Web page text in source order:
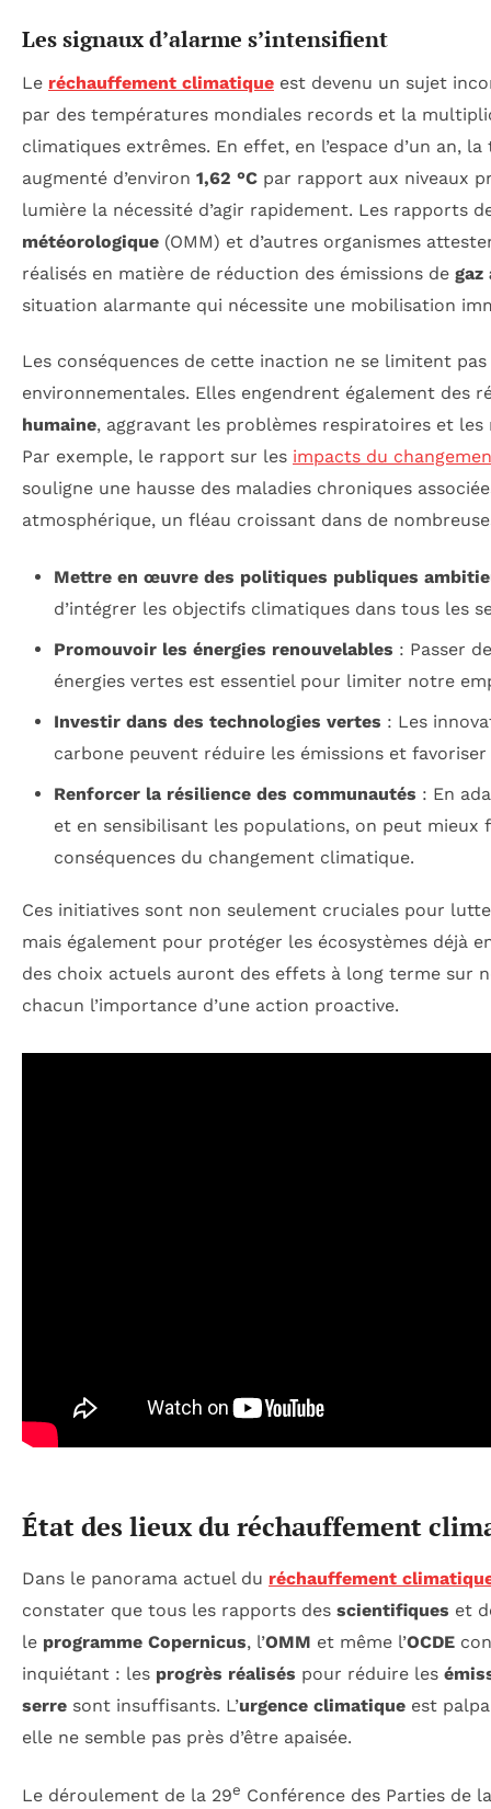
Les signaux d’alarme s’intensifient
Le réchauffement climatique est devenu un sujet
par des températures mondiales records et la
climatiques extrêmes. En effet, en l’espace d’un an,
augmenté d’environ 1,62 °C par rapport aux niveaux
lumière la nécessité d’agir rapidement. Les rapports
météorologique (OMM) et d’autres organismes
réalisés en matière de réduction des émissions de gaz
situation alarmante qui nécessite une mobilisation
Les conséquences de cette inaction ne se limitent
environnementales. Elles engendrent également des
humaine, aggravant les problèmes respiratoires et les
Par exemple, le rapport sur les impacts du
souligne une hausse des maladies chroniques
atmosphérique, un fléau croissant dans de
Mettre en œuvre des politiques publiques
d’intégrer les objectifs climatiques dans tous les
Promouvoir les énergies renouvelables : Passer
énergies vertes est essentiel pour limiter notre
Investir dans des technologies vertes : Les
carbone peuvent réduire les émissions et
Renforcer la résilience des communautés : En
et en sensibilisant les populations, on peut mieux
conséquences du changement climatique.
Ces initiatives sont non seulement cruciales pour
mais également pour protéger les écosystèmes déjà
des choix actuels auront des effets à long terme sur
chacun l’importance d’une action proactive.
État des lieux du réchauffement
Dans le panorama actuel du réchauffement
constater que tous les rapports des scientifiques et
le programme Copernicus, l’OMM et même l’OCDE
inquiétant : les progrès réalisés pour réduire les
serre sont insuffisants. L’urgence climatique est
elle ne semble pas près d’être apaisée.
Le déroulement de la 29e Conférence des Parties de